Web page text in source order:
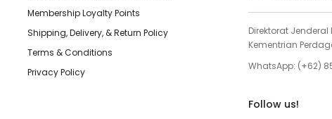
Membership Loyalty Points
Shipping, Delivery, & Return Policy
Terms & Conditions
Privacy Policy
Direktorat
Kementrian
WhatsApp: (+62)
Follow us!